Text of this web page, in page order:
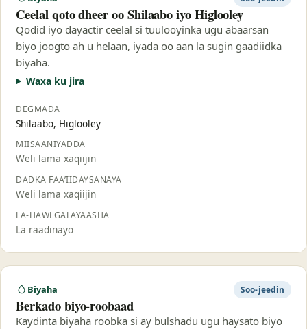
Ceelal qoto dheer oo Shilaabo iyo Higlooley
Qodid iyo dayactir ceelal si tuulooyinka ugu abaarsan
biyo joogto ah u helaan, iyada oo aan la sugin gaadiidka
biyaha.
Waxa ku jira
DEGMADA
Shilaabo, Higlooley
MIISAANIYADDA
Weli lama xaqiijin
DADKA FAA’IIDAYSANAYA
Weli lama xaqiijin
LA-HAWLGALAYAASHA
La raadinayo
Biyaha Soo-jeedin
Berkado biyo-roobaad
Kaydinta biyaha roobka si ay bulshadu ugu haysato biyo